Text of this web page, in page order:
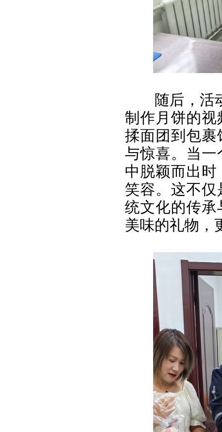
随后，活
制作月饼的
揉面团到包
与惊喜。当
中脱颖而出
笑容。这不
统文化的传
美味的礼物，